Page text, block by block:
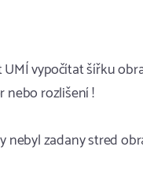
vypočítat šířku
nebo rozlišení !
zadany stred